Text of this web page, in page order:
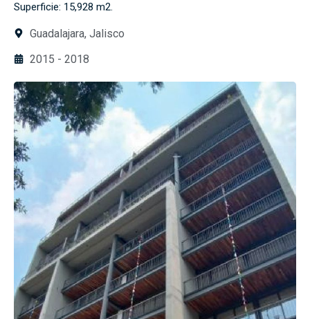
Superficie: 15,928 m2.
Guadalajara, Jalisco
2015 - 2018